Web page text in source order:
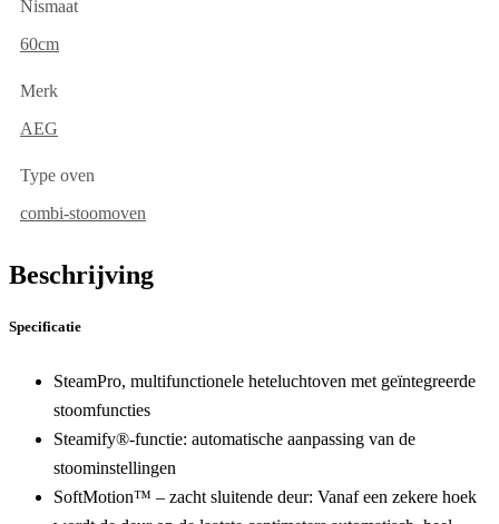
Nismaat
60cm
Merk
AEG
Type oven
combi-stoomoven
Beschrijving
Specificatie
SteamPro, multifunctionele heteluchtoven met geïntegreerde
stoomfuncties
Steamify®-functie: automatische aanpassing van de
stoominstellingen
SoftMotion™ – zacht sluitende deur: Vanaf een zekere hoek